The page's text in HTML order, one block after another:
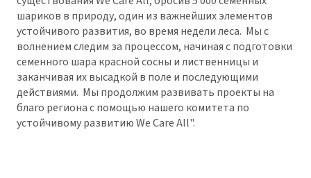
шариков в природу, один из важнейших элементов
устойчивого развития, во время недели леса. Мы с
волнением следим за процессом, начиная с подготовки
семенного шара красной сосны и лиственницы и
заканчивая их высадкой в поле и последующими
действиями. Мы продолжим развивать проекты на
благо региона с помощью нашего комитета по
устойчивому развитию We Care All".